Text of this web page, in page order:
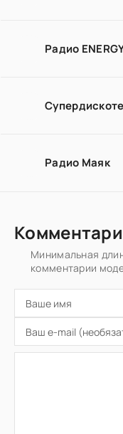
Радио
Радио Маяк
Минимальная
комментарии